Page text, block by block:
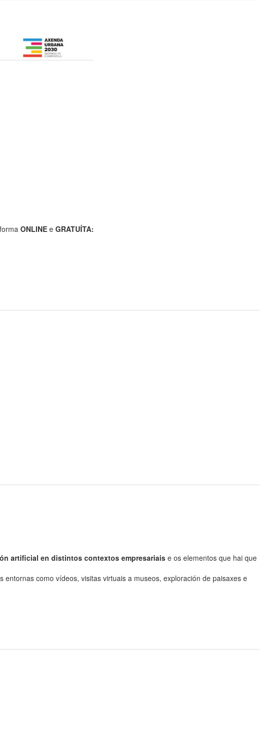
ONLINE e GRATUÍTA:
artificial en distintos contextos empresariais e os elementos que hai que
como vídeos, visitas virtuais a museos, exploración de paisaxes e